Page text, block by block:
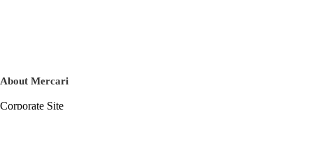
About Mercari
Corporate Site